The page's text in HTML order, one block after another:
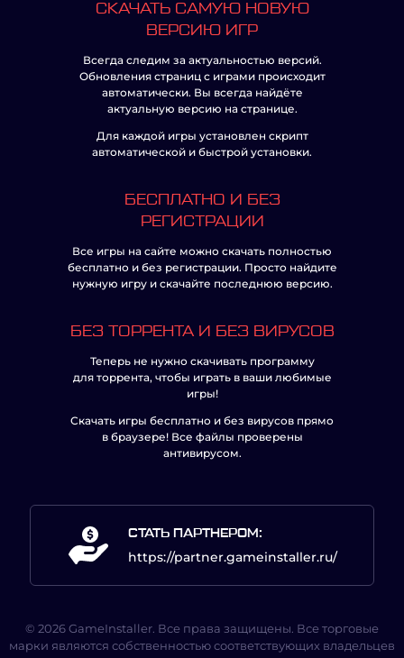
СКАЧАТЬ САМУЮ НОВУЮ
ВЕРСИЮ ИГР
Всегда следим за актуальностью версий.
Обновления страниц с играми происходит
автоматически. Вы всегда найдёте
актуальную версию на странице.
Для каждой игры установлен скрипт
автоматической и быстрой установки.
БЕСПЛАТНО И БЕЗ
РЕГИСТРАЦИИ
Все игры на сайте можно скачать полностью
бесплатно и без регистрации. Просто найдите
нужную игру и скачайте последнюю версию.
БЕЗ ТОРРЕНТА И БЕЗ ВИРУСОВ
Теперь не нужно скачивать программу
для торрента, чтобы играть в ваши любимые
игры!
Скачать игры бесплатно и без вирусов прямо
в браузере! Все файлы проверены
антивирусом.
СТАТЬ ПАРТНЕРОМ:
https://partner.gameinstaller.ru/
© 2026 GameInstaller. Все права защищены. Все торговые
марки являются собственностью соответствующих владельцев